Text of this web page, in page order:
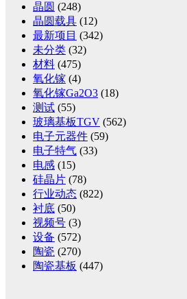
晶圆 (248)
晶圆载具 (12)
最新项目 (342)
未分类 (32)
材料 (475)
氧化镓 (4)
氧化镓Ga2O3 (18)
测试 (55)
玻璃基板TGV (562)
电子元器件 (59)
电子特气 (33)
电感 (15)
硅晶片 (78)
行业动态 (822)
衬底 (50)
视频号 (3)
设备 (572)
陶瓷 (270)
陶瓷基板 (447)